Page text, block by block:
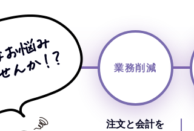
業務削減
注文と会計を